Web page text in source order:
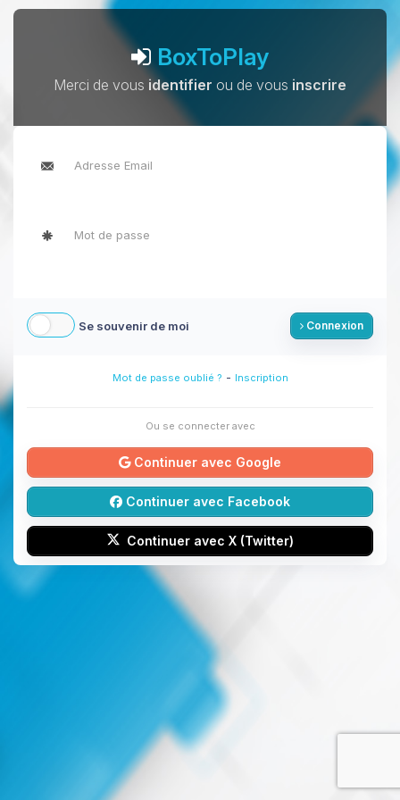
BoxToPlay
Merci de vous identifier ou de vous inscrire
Se souvenir de moi Connexion
Mot de passe oublié ? - Inscription
Ou se connecter avec
Continuer avec Google
Continuer avec Facebook
Continuer avec X (Twitter)